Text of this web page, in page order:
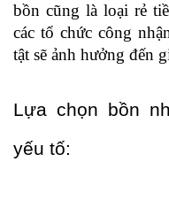
bồn cũng là loại rẻ
các tổ chức công
tật sẽ ảnh hưởng đến
Lựa chọn bồn
yếu tố: